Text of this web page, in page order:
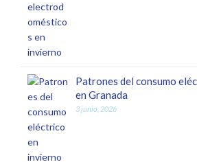
Patrones del consumo
en Granada
3 junio, 2026